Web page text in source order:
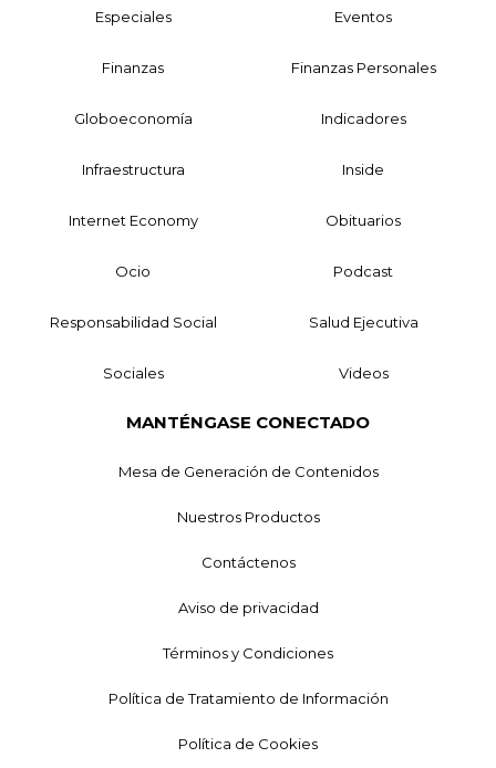
Especiales Eventos
Finanzas Finanzas Personales
Globoeconomía Indicadores
Infraestructura Inside
Internet Economy Obituarios
Ocio Podcast
Responsabilidad Social Salud Ejecutiva
Sociales Videos
MANTÉNGASE CONECTADO
Mesa de Generación de Contenidos
Nuestros Productos
Contáctenos
Aviso de privacidad
Términos y Condiciones
Política de Tratamiento de Información
Política de Cookies